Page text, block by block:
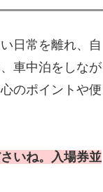
日常を離れ、自
車中泊をしなが
のポイントや便
いね。入場券並